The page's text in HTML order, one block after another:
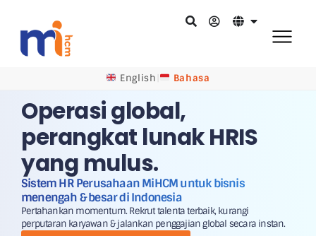
Operasi global,
perangkat lunak HRIS
yang mulus.
Sistem HR Perusahaan MiHCM untuk bisnis
menengah & besar di Indonesia
Pertahankan momentum. Rekrut talenta terbaik, kurangi
perputaran karyawan & jalankan penggajian global secara instan.
English Bahasa